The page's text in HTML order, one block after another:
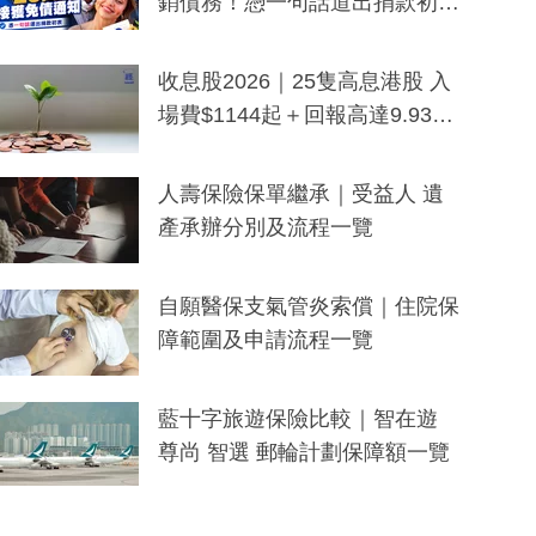
一度被誤當詐騙手段
收息股2026｜25隻高息港股 入
場費$1144起＋回報高達9.93
人壽保險保單繼承｜受益人 遺
產承辦分別及流程一覽
自願醫保支氣管炎索償｜住院保
障範圍及申請流程一覽
藍十字旅遊保險比較｜智在遊
尊尚 智選 郵輪計劃保障額一覽